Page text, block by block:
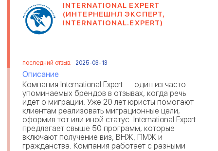
INTERNATIONAL EXPERT
(ИНТЕРНЕШНЛ ЭКСПЕРТ,
INTERNATIONAL.EXPERT)
последний отзыв: 2025-03-13
Описание
Компания International Expert — один из часто
упоминаемых брендов в отзывах, когда речь
идет о миграции. Уже 20 лет юристы помогают
клиентам реализовать миграционные цели,
оформив тот или иной статус. International Expert
предлагает свыше 50 программ, которые
включают получение виз, ВНЖ, ПМЖ и
гражданства. Компания работает с разными